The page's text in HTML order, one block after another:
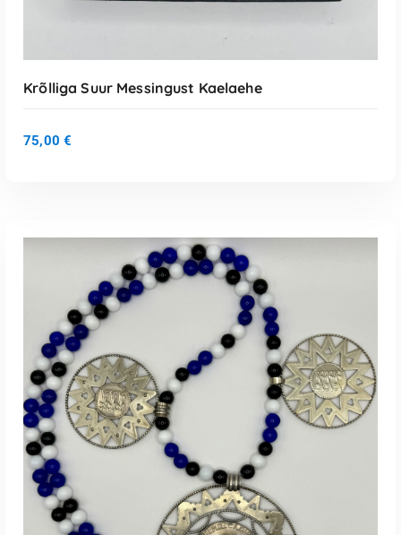
LISA KORVI
Krõlliga Suur Messingust Kaelaehe
75,00 €